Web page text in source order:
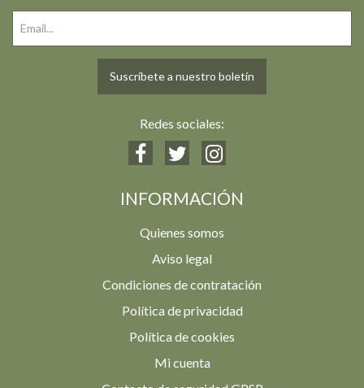
Suscríbete a nuestro boletín
Redes sociales:
INFORMACIÓN
Quienes somos
Aviso legal
Condiciones de contratación
Política de privacidad
Política de cookies
Mi cuenta